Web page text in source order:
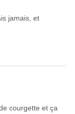
jamais, et
courgette et ça